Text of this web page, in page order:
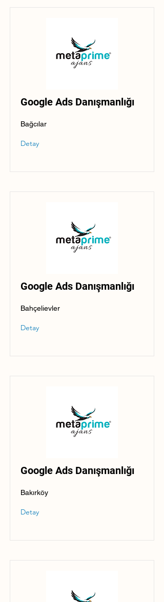
Google Ads Danışmanlığı
Bağcılar
Detay
Google Ads Danışmanlığı
Bahçelievler
Detay
Google Ads Danışmanlığı
Bakırköy
Detay